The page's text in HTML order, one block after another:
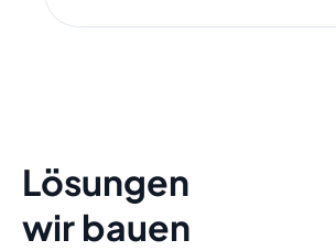
Lösungen
wir bauen